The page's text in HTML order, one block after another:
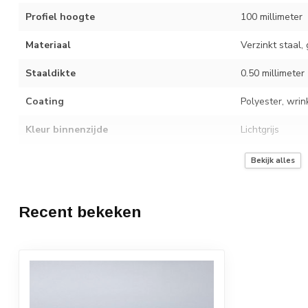
Profiel hoogte 100 millimeter
Materiaal Verzinkt staal,
Staaldikte 0.50 millimeter
Coating Polyester,
Kleur binnenzijde Lichtgrijs
Nokvorst voor
Bekijk alles
Recent bekeken